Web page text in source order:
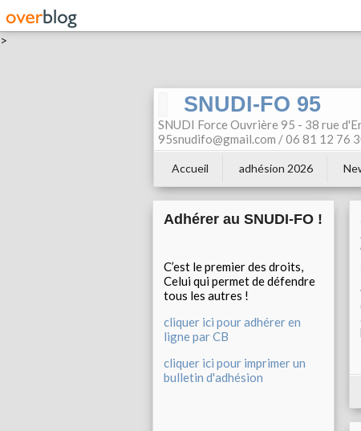
>
SNUDI-FO 95
SNUDI Force Ouvrière 95 - 38 rue
95snudifo@gmail.com / 06 81 12 76
Accueil adhésion 2026
Adhérer au SNUDI-FO !
C’est le premier des droits,
Celui qui permet de défendre
tous les autres !
cliquer ici pour adhérer en
ligne par CB
cliquer ici pour imprimer un
bulletin d'adhésion